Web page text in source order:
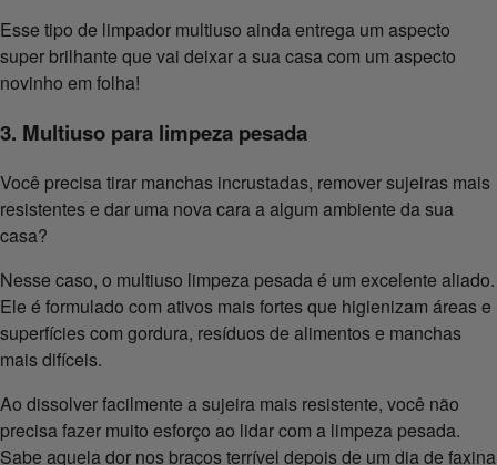
Esse tipo de limpador multiuso ainda entrega um aspecto
super brilhante que vai deixar a sua casa com um aspecto
novinho em folha!
3. Multiuso para limpeza pesada
Você precisa tirar manchas incrustadas, remover sujeiras mais
resistentes e dar uma nova cara a algum ambiente da sua
casa?
Nesse caso, o multiuso limpeza pesada é um excelente aliado.
Ele é formulado com ativos mais fortes que higienizam áreas e
superfícies com gordura, resíduos de alimentos e manchas
mais difíceis.
Ao dissolver facilmente a sujeira mais resistente, você não
precisa fazer muito esforço ao lidar com a limpeza pesada.
Sabe aquela dor nos braços terrível depois de um dia de faxina